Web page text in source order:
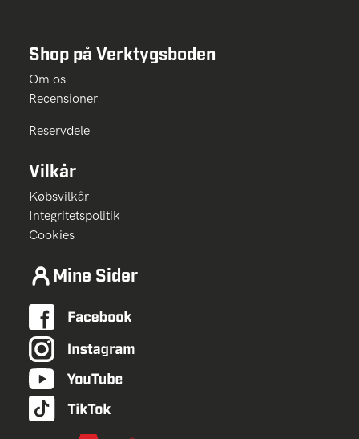
Shop på Verktygsboden
Om os
Recensioner
Reservdele
Vilkår
Købsvilkår
Integritetspolitik
Cookies
Mine Sider